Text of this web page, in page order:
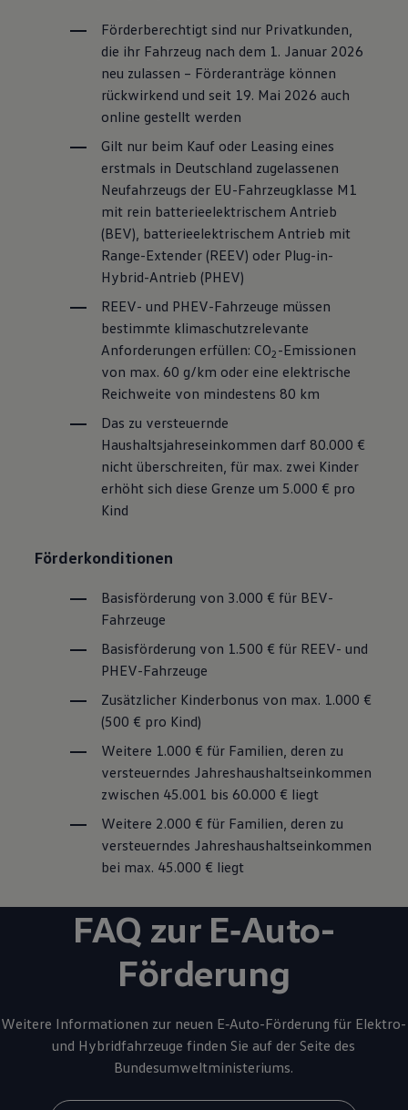
Förderberechtigt sind nur Privatkunden,
die ihr Fahrzeug nach dem 1. Januar 2026
neu zulassen – Förderanträge können
rückwirkend und seit 19. Mai 2026 auch
online gestellt werden
Gilt nur beim Kauf oder Leasing eines
erstmals in Deutschland zugelassenen
Neufahrzeugs der EU-Fahrzeugklasse M1
mit rein batterieelektrischem Antrieb
(BEV), batterieelektrischem Antrieb mit
Range-Extender (REEV) oder Plug-in-
Hybrid-Antrieb (PHEV)
REEV- und PHEV-Fahrzeuge müssen
bestimmte klimaschutzrelevante
Anforderungen erfüllen: CO2 -Emissionen
von max. 60 g/km oder eine elektrische
Reichweite von mindestens 80 km
Das zu versteuernde
Haushaltsjahreseinkommen darf 80.000 €
nicht überschreiten, für max. zwei Kinder
erhöht sich diese Grenze um 5.000 € pro
Kind
Förderkonditionen
Basisförderung von 3.000 € für BEV-
Fahrzeuge
Basisförderung von 1.500 € für REEV- und
PHEV-Fahrzeuge
Zusätzlicher Kinderbonus von max. 1.000 €
(500 € pro Kind)
Weitere 1.000 € für Familien, deren zu
versteuerndes Jahreshaushaltseinkommen
zwischen 45.001 bis 60.000 € liegt
Weitere 2.000 € für Familien, deren zu
versteuerndes Jahreshaushaltseinkommen
bei max. 45.000 € liegt
FAQ zur E‑Auto-
Förderung
Weitere Informationen zur neuen E‑Auto-Förderung für Elektro-
und Hybridfahrzeuge finden Sie auf der Seite des
Bundesumweltministeriums.